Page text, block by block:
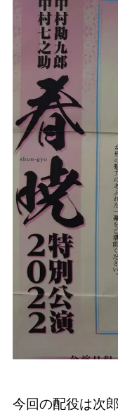
今回の配役は次